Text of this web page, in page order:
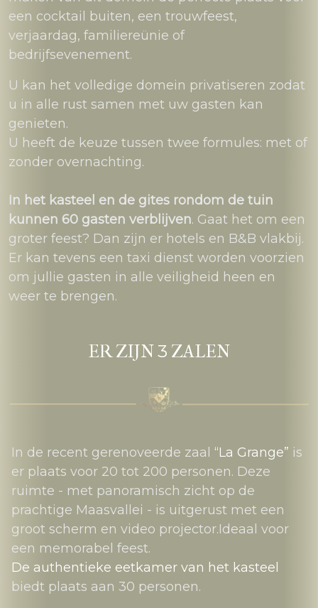
een cocktail buiten, een trouwfeest,
verjaardag, familiereünie of
bedrijfsevenement.
U kan het volledige domein privatiseren zodat
u in alle rust samen met uw gasten kan
genieten.
U heeft de keuze tussen twee formules: met of
zonder overnachting.
In het kasteel en de gites rondom de tuin
kunnen 60 gasten verblijven. Gaat het om een
groter feest? Dan zijn er hotels en B&B vlakbij.
Er kan tevens een taxi dienst worden voorzien
om jullie gasten in alle veiligheid heen en
weer te brengen.
ER ZIJN3 ZALEN
In de recent gerenoveerde zaal “La Grange” is
er plaats voor 20 tot 200 personen. Deze
ruimte - met panoramisch zicht op de
prachtige Maasvallei - is uitgerust met een
groot scherm en video projector.Ideaal voor
een memorabel feest.
De authentieke eetkamer van het kasteel
biedt plaats aan 30 personen.